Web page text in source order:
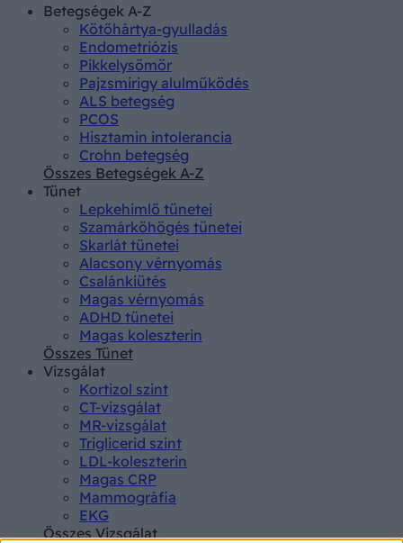
Betegségek A-Z
Kötőhártya-gyulladás
Endometriózis
Pikkelysömör
Pajzsmirigy alulműködés
ALS betegség
PCOS
Hisztamin intolerancia
Crohn betegség
Összes Betegségek A-Z
Tünet
Lepkehimlő tünetei
Szamárköhögés tünetei
Skarlát tünetei
Alacsony vérnyomás
Csalánkiütés
Magas vérnyomás
ADHD tünetei
Magas koleszterin
Összes Tünet
Vizsgálat
Kortizol szint
CT-vizsgálat
MR-vizsgálat
Triglicerid szint
LDL-koleszterin
Magas CRP
Mammográfia
EKG
Összes Vizsgálat